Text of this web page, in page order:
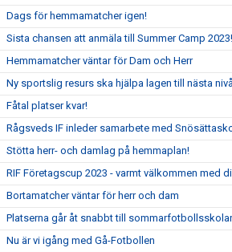
Dags för hemmamatcher igen!
Sista chansen att anmäla till Summer Camp 2023!
Hemmamatcher väntar för Dam och Herr
Ny sportslig resurs ska hjälpa lagen till nästa
Fåtal platser kvar!
Rågsveds IF inleder samarbete med
Stötta herr- och damlag på hemmaplan!
RIF Företagscup 2023 - varmt välkommen med
Bortamatcher väntar för herr och dam
Platserna går åt snabbt till
Nu är vi igång med Gå-Fotbollen